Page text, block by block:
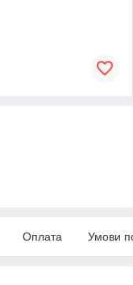
Оплата Умови